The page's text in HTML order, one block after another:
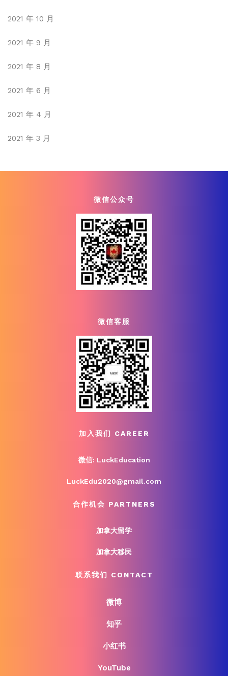
2021 年 10 月
2021 年 9 月
2021 年 8 月
2021 年 6 月
2021 年 4 月
2021 年 3 月
微信公众号
微信客服
加入我们 CAREER
微信: LuckEducation
LuckEdu2020@gmail.com
合作机会 PARTNERS
加拿大留学
加拿大移民
联系我们 CONTACT
微博
知乎
小红书
YouTube